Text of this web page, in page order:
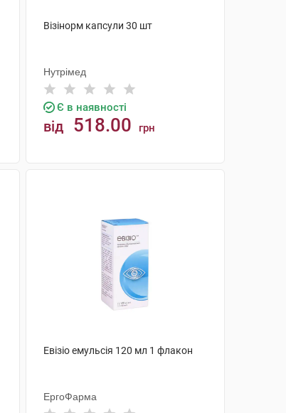
Візінорм капсули 30 шт
Нутрімед
Є в наявності
від 518.00 грн
Евізіо емульсія 120 мл 1 флакон
ЕргоФарма